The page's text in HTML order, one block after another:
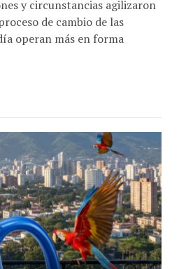
y circunstancias agilizaron
de cambio de las
operan más en forma